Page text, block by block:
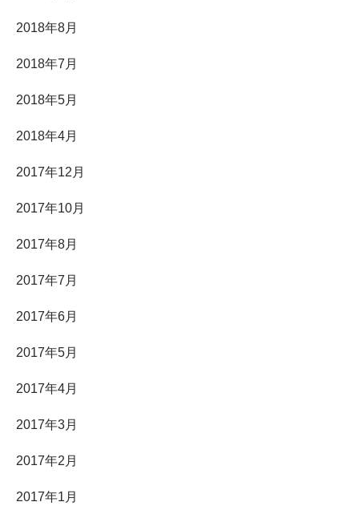
2018年8月
2018年7月
2018年5月
2018年4月
2017年12月
2017年10月
2017年8月
2017年7月
2017年6月
2017年5月
2017年4月
2017年3月
2017年2月
2017年1月